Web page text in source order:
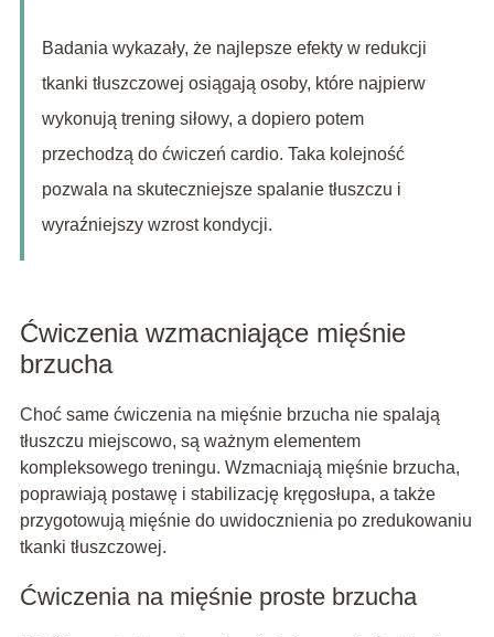
Badania wykazały, że najlepsze efekty w redukcji
tkanki tłuszczowej osiągają osoby, które najpierw
wykonują trening siłowy, a dopiero potem
przechodzą do ćwiczeń cardio. Taka kolejność
pozwala na skuteczniejsze spalanie tłuszczu i
wyraźniejszy wzrost kondycji.
Ćwiczenia wzmacniające mięśnie
brzucha
Choć same ćwiczenia na mięśnie brzucha nie spalają
tłuszczu miejscowo, są ważnym elementem
kompleksowego treningu. Wzmacniają mięśnie brzucha,
poprawiają postawę i stabilizację kręgosłupa, a także
przygotowują mięśnie do uwidocznienia po zredukowaniu
tkanki tłuszczowej.
Ćwiczenia na mięśnie proste brzucha